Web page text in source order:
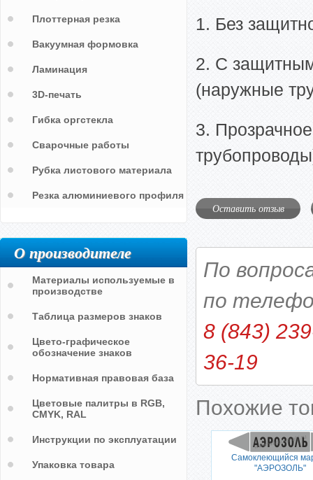
1. Без
2. С
(наружные
3.
Оставить отзыв
По
по
8 (843)
36-19
Похожие
Самоклеющийся
"АЭРОЗОЛЬ"
Плоттерная резка
Вакуумная формовка
Ламинация
3D-печать
Гибка оргстекла
Сварочные работы
Рубка листового материала
Резка алюминиевого профиля
О производителе
Материалы используемые в
производстве
Таблица размеров знаков
Цвето-графическое
обозначение знаков
Нормативная правовая база
Цветовые палитры в RGB,
CMYK, RAL
Инструкции по эксплуатации
Упаковка товара